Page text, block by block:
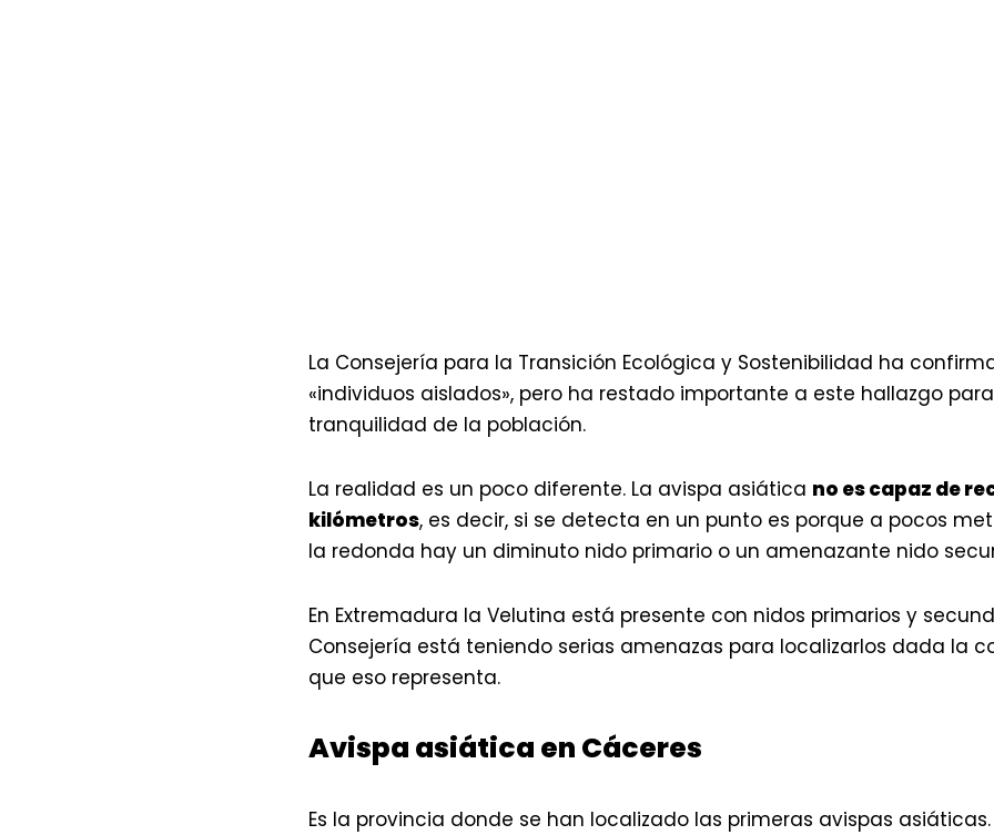
La Consejería para la Transición Ecológica y Sostenibilidad ha
«individuos aislados», pero ha restado importante a este hallazgo
tranquilidad de la población.
La realidad es un poco diferente. La avispa asiática no es capaz de
kilómetros, es decir, si se detecta en un punto es porque a pocos
la redonda hay un diminuto nido primario o un amenazante nido
En Extremadura la Velutina está presente con nidos primarios y
Consejería está teniendo serias amenazas para localizarlos dada la
que eso representa.
Avispa asiática en Cáceres
Es la provincia donde se han localizado las primeras avispas